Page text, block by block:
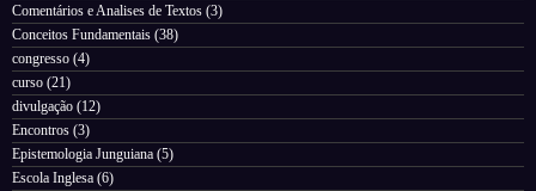
Comentários e Analises de Textos (3)
Conceitos Fundamentais (38)
congresso (4)
curso (21)
divulgação (12)
Encontros (3)
Epistemologia Junguiana (5)
Escola Inglesa (6)